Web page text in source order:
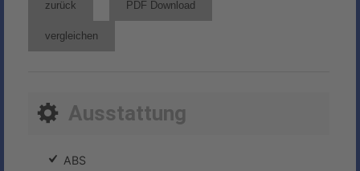
zurück PDF Download
vergleichen
Ausstattung
ABS